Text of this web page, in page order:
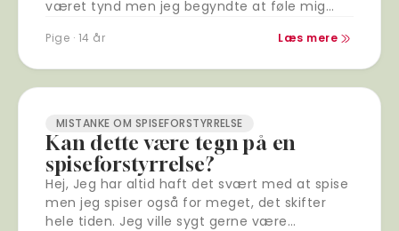
været tynd men jeg begyndte at føle mig…
Pige · 14 år Læs mere
MISTANKE OM SPISEFORSTYRRELSE
Kan dette være tegn på en
spiseforstyrrelse?
Hej, Jeg har altid haft det svært med at spise
men jeg spiser også for meget, det skifter
hele tiden. Jeg ville sygt gerne være